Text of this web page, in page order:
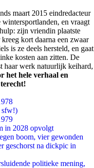
maart 2015 eindredacteur
en vraagt
zijn vriendin plaatste
kort daarna een zwaar
is ze deels hersteld, en gaat
kosten aan zitten. De
haar werk natuurlijk keihard,
het hele verhaal en
terecht!
sfw!)
in 2028 opvolgt
boom, vier gewonden
geschorst na dickpic in
politieke mening,